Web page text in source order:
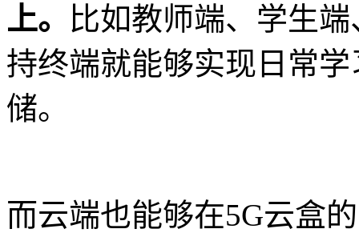
上。
比如教师端、学生
持终端就能够实现日常
储。
而云端也能够在5G云盒